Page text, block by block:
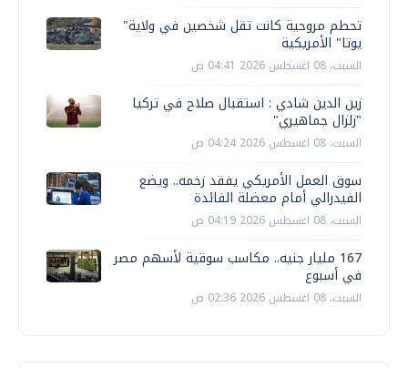
تحطم مروحية كانت تقل شخصين في ولاية"
يوتا" الأمريكية
السبت، 08 اغسطس 2026 04:41 ص
زين الدين شادي : استقبال صلاح في تركيا
"زلزال جماهيري"
السبت، 08 اغسطس 2026 04:24 ص
سوق العمل الأمريكي يفقد زخمه.. ويضع
الفيدرالي أمام معضلة الفائدة
السبت، 08 اغسطس 2026 04:19 ص
167 مليار جنيه.. مكاسب سوقية لأسهم مصر
في أسبوع
السبت، 08 اغسطس 2026 02:36 ص